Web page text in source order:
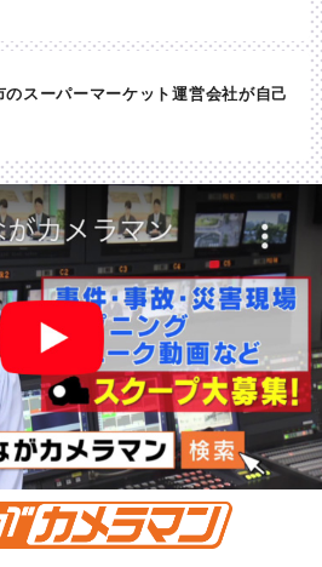
のスーパーマーケット運営会社が自己